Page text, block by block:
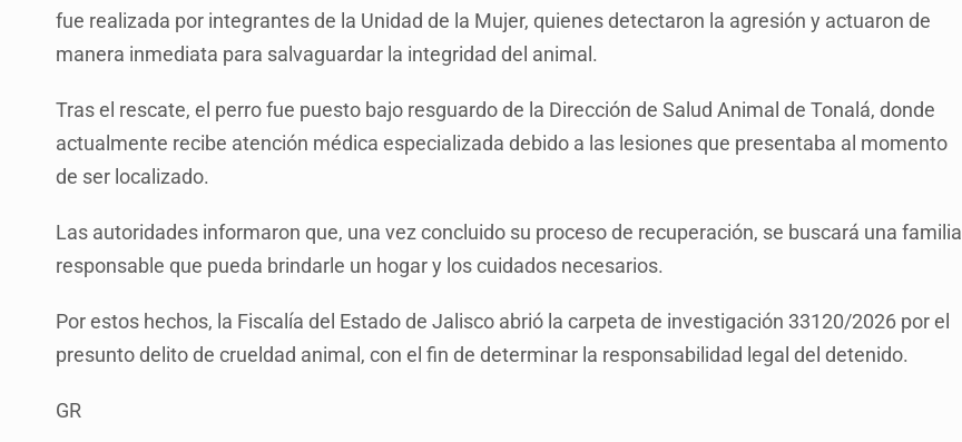
fue realizada por integrantes de la Unidad de la Mujer, quienes detectaron la agresión y actuaron de
manera inmediata para salvaguardar la integridad del animal.
Tras el rescate, el perro fue puesto bajo resguardo de la Dirección de Salud Animal de Tonalá, donde
actualmente recibe atención médica especializada debido a las lesiones que presentaba al momento
de ser localizado.
Las autoridades informaron que, una vez concluido su proceso de recuperación, se buscará una familia
responsable que pueda brindarle un hogar y los cuidados necesarios.
Por estos hechos, la Fiscalía del Estado de Jalisco abrió la carpeta de investigación 33120/2026 por el
presunto delito de crueldad animal, con el fin de determinar la responsabilidad legal del detenido.
GR